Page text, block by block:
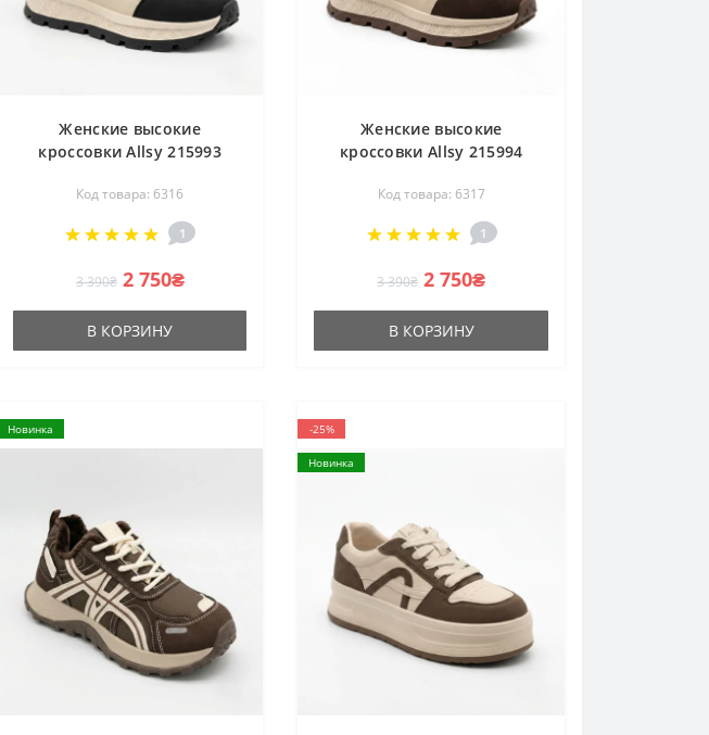
Женские высокие
кроссовки Allsy 215993
6316 BIG BLACK бежево-
черные подкладка байка
верх из натуральной кожи
Код товара: 6316
1
3 390₴ 2 750₴
В КОРЗИНУ
Женские высокие
кроссовки Allsy 215994
6317 BIG BROWN бежево-
коричневые подкладка
байка верх из натуральной
Код товара: 6317
1
3 390₴ 2 750₴
В КОРЗИНУ
Новинка -25%
Новинка